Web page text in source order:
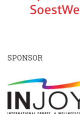
SPONSOR